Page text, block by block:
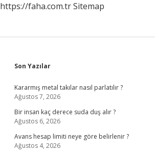
https://faha.com.trSitemap
Sidebar
Son Yazılar
Kararmış metal takılar nasıl parlatılır ?
Ağustos 7, 2026
Bir insan kaç derece suda duş alır ?
Ağustos 6, 2026
Avans hesap limiti neye göre belirlenir ?
Ağustos 4, 2026